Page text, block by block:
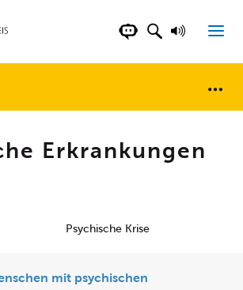
LANDKREISCHATBOT DER
SUCHFELD
Erkrankungen
Psychische Krise
mit psychischen